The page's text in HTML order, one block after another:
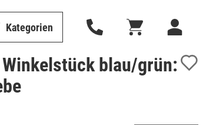
Kategorien
blau/grün: